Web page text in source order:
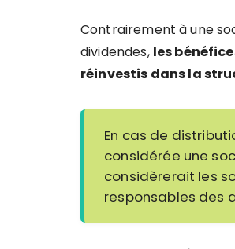
Contrairement à une
dividendes, les
réinvestis dans la
En cas de
considérée une
considèrerait les
responsables des